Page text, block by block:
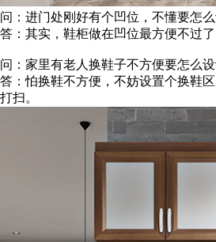
问：进门处刚好有个凹位，不懂要怎
答：其实，鞋柜做在凹位最方便不过
问：家里有老人换鞋子不方便要怎么设
答：怕换鞋不方便，不妨设置个换鞋
打扫。